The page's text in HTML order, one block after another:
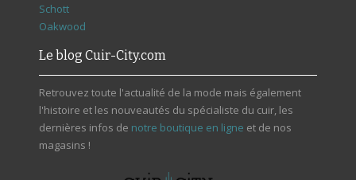
Schott
Oakwood
Le blog Cuir-City.com
Retrouvez toute l'actualité de la mode mais également
l'histoire et les nouveautés du spécialiste du cuir, les
dernières infos de notre boutique en ligne et de nos
magasins !